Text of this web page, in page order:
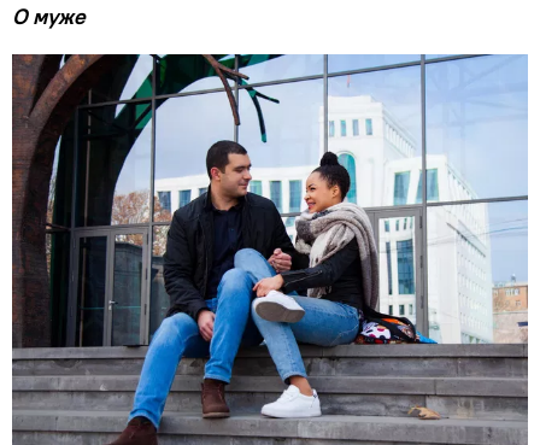
О муже